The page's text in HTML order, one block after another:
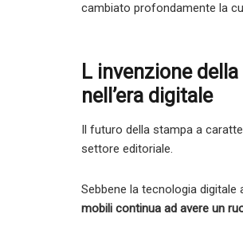
cambiato profondamente la
L invenzione
nell’era digitale
Il futuro della stampa a
settore editoriale.
Sebbene la tecnologia
mobili continua ad avere un